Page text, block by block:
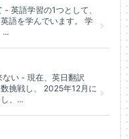
英語学習の1つとして、
語を学んでいます。 学
...
い - 現在、英日翻訳
挑戦し、 2025年12月に
、...